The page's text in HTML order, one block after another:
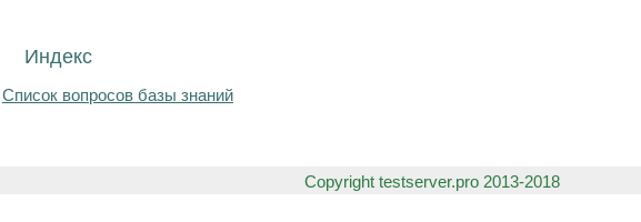
Индекс
Список вопросов базы знаний
Copyright testserver.pro 2013-2018